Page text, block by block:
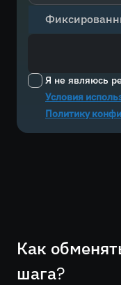
Я не являюсь
Условия
Политику
Как
шага?